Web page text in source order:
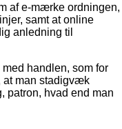
af e-mærke ordningen,
samt at online
anledning til
handlen, som for
at man stadigvæk
patron, hvad end man